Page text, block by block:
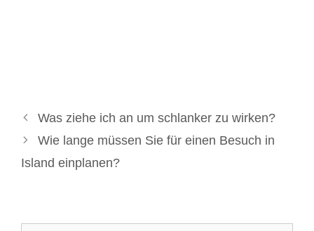
Was ziehe ich an um schlanker zu wirken?
Wie lange müssen Sie für einen Besuch in
Island einplanen?